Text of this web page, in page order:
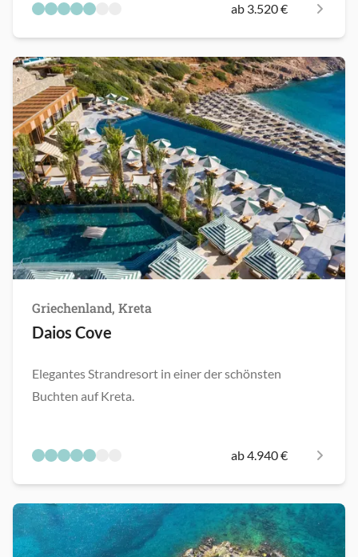
ab 3.520 €
Griechenland, Kreta
Daios Cove
Elegantes Strandresort in einer der schönsten
Buchten auf Kreta.
ab 4.940 €